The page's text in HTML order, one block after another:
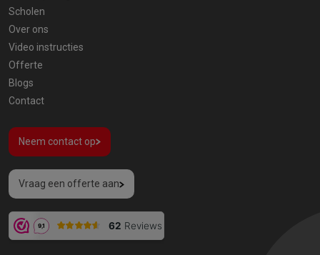
Scholen
Over ons
Video instructies
Offerte
Blogs
Contact
Neem contact op
Vraag een offerte aan